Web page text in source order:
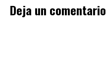
Deja un comentario